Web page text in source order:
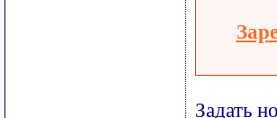
Задать